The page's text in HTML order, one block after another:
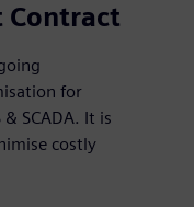
Contract
for
SCADA. It is
costly